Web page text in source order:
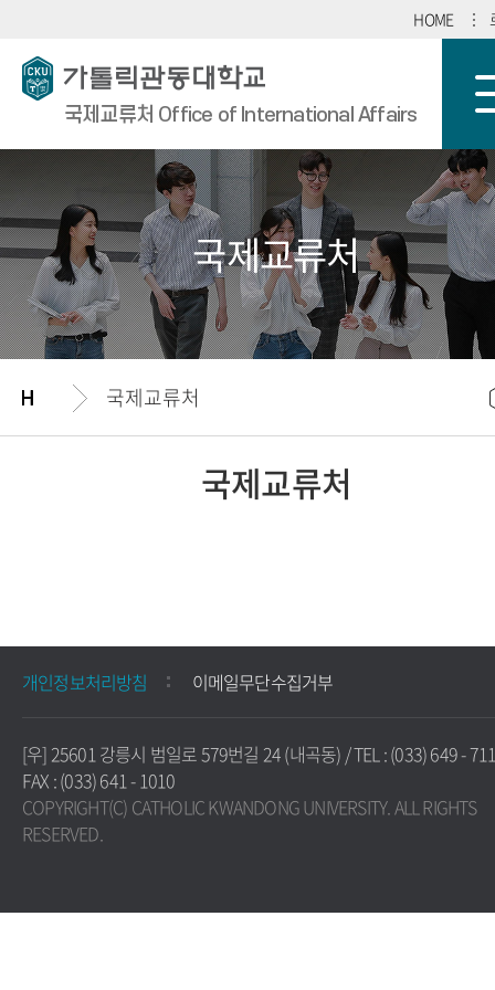
HOME
국제교류처 Office of International Affairs
국제교류처
국제교류처
국제교류처
개인정보처리방침 이메일무단수집거부
[우] 25601 강릉시 범일로 579번길 24 (내곡동) / TEL : (033) 649 -
FAX : (033) 641 - 1010
COPYRIGHT(C) CATHOLIC KWANDONG UNIVERSITY. ALL RIGHTS
RESERVED.